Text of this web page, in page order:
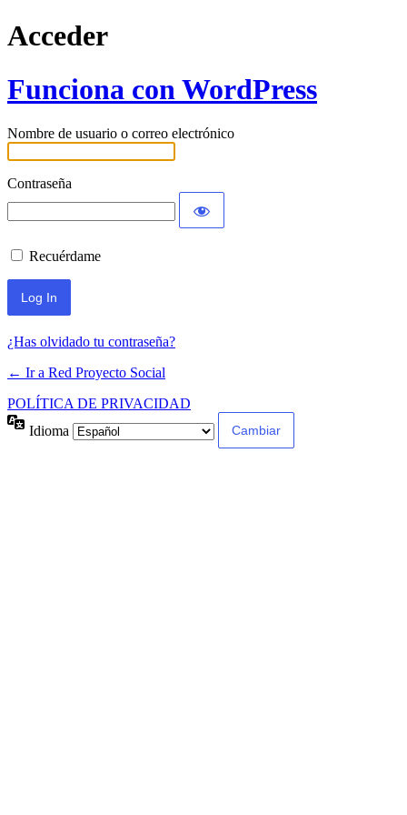
Acceder
Funciona con WordPress
Nombre de usuario o correo electrónico
Contraseña
Recuérdame
¿Has olvidado tu contraseña?
← Ir a Red Proyecto Social
POLÍTICA DE PRIVACIDAD
Idioma